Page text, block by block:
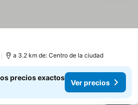
a 3.2 km de: Centro de la ciudad
precios exactos
Ver precios